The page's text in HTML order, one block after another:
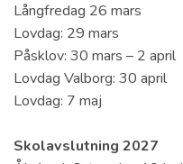
Långfredag 26 mars
Lovdag: 29 mars
Påsklov: 30 mars – 2 april
Lovdag Valborg: 30 april
Lovdag: 7 maj
Skolavslutning 2027